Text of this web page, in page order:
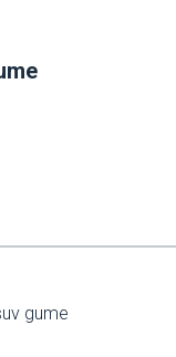
gume